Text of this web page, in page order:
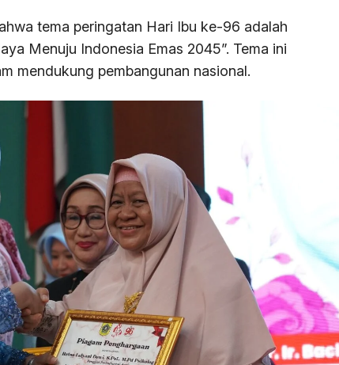
tema peringatan Hari Ibu ke-96 adalah
Menuju Indonesia Emas 2045”. Tema ini
mendukung pembangunan nasional.